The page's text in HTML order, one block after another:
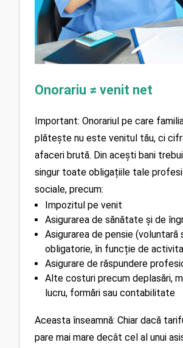
Onorariu ≠ venit net
Important: Onorariul pe care
plătește nu este venitul tău, ci
afaceri brută. Din acești bani
singur toate obligațiile tale
sociale, precum:
Impozitul pe venit
Asigurarea de sănătate și de
Asigurarea de pensie (voluntară
obligatorie, în funcție de
Asigurare de răspundere
Alte costuri precum deplasări,
lucru, formări sau contabilitate
Aceasta înseamnă: Chiar dacă
pare mai mare decât cel al unui